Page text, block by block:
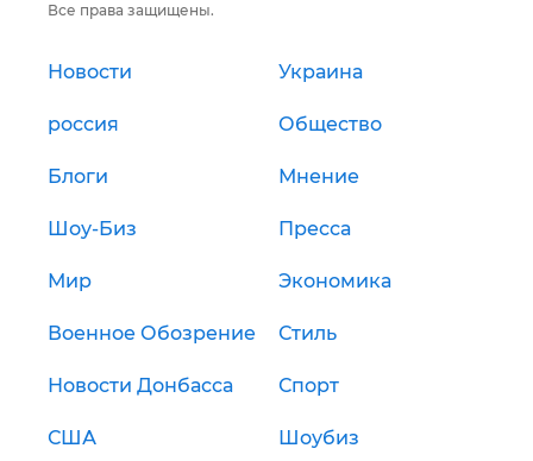
Все права защищены.
Новости Украина
россия Общество
Блоги Мнение
Шоу-Биз Пресса
Мир Экономика
Военное Обозрение Стиль
Новости Донбасса Спорт
США Шоубиз